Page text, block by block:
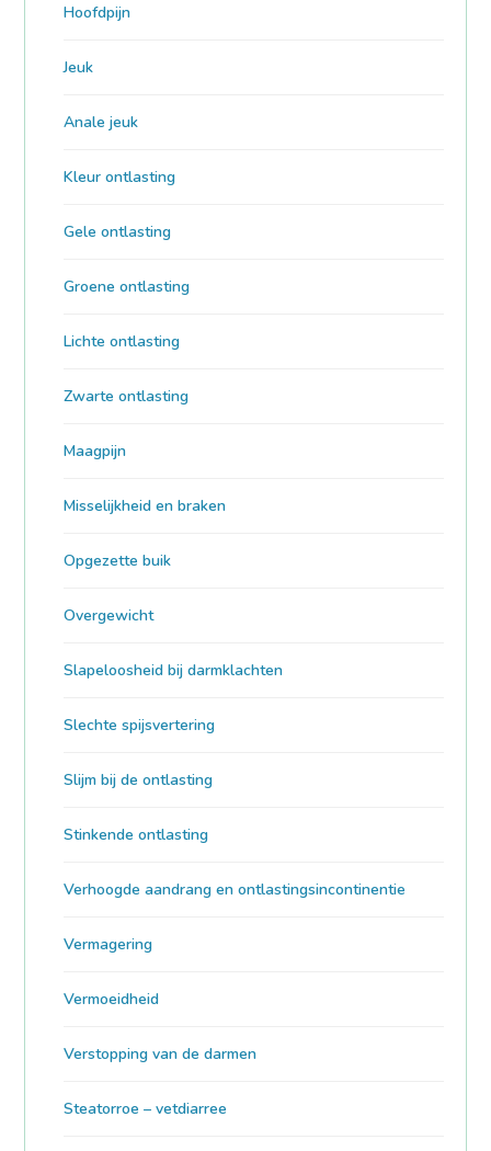
Hoofdpijn
Jeuk
Anale jeuk
Kleur ontlasting
Gele ontlasting
Groene ontlasting
Lichte ontlasting
Zwarte ontlasting
Maagpijn
Misselijkheid en braken
Opgezette buik
Overgewicht
Slapeloosheid bij darmklachten
Slechte spijsvertering
Slijm bij de ontlasting
Stinkende ontlasting
Verhoogde aandrang en ontlastingsincontinentie
Vermagering
Vermoeidheid
Verstopping van de darmen
Steatorroe – vetdiarree